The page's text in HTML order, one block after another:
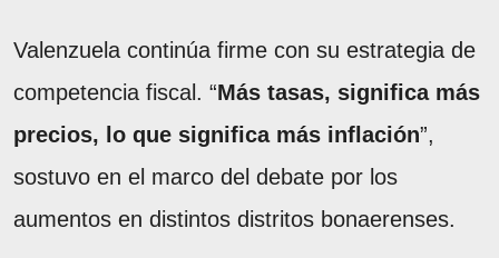
Valenzuela continúa firme con su estrategia de
competencia fiscal. “Más tasas, significa más
precios, lo que significa más inflación”,
sostuvo en el marco del debate por los
aumentos en distintos distritos bonaerenses.